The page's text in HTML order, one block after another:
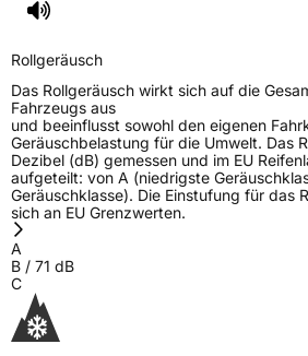
Continental-Plaza 1
Rollgeräusch
Das Rollgeräusch wirkt sich auf die
Fahrzeugs aus
und beeinflusst sowohl den eigenen
Geräuschbelastung für die Umwelt. Das
Dezibel (dB) gemessen und im EU
aufgeteilt: von A (niedrigste
Geräuschklasse). Die Einstufung für das
sich an EU Grenzwerten.
A
B / 71 dB
C